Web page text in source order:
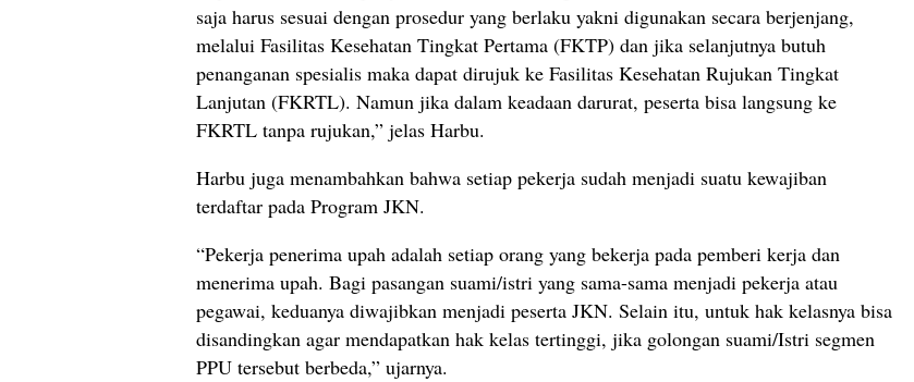
saja harus sesuai dengan prosedur yang berlaku yakni digunakan secara berjenjang,
melalui Fasilitas Kesehatan Tingkat Pertama (FKTP) dan jika selanjutnya butuh
penanganan spesialis maka dapat dirujuk ke Fasilitas Kesehatan Rujukan Tingkat
Lanjutan (FKRTL). Namun jika dalam keadaan darurat, peserta bisa langsung ke
FKRTL tanpa rujukan,” jelas Harbu.
Harbu juga menambahkan bahwa setiap pekerja sudah menjadi suatu kewajiban
terdaftar pada Program JKN.
“Pekerja penerima upah adalah setiap orang yang bekerja pada pemberi kerja dan
menerima upah. Bagi pasangan suami/istri yang sama-sama menjadi pekerja atau
pegawai, keduanya diwajibkan menjadi peserta JKN. Selain itu, untuk hak kelasnya bisa
disandingkan agar mendapatkan hak kelas tertinggi, jika golongan suami/Istri segmen
PPU tersebut berbeda,” ujarnya.